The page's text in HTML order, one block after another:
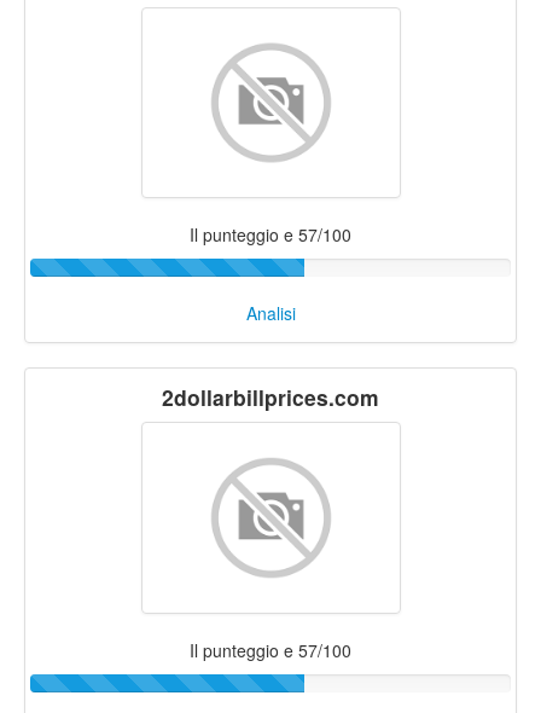
Il punteggio e 57/100
Analisi
2dollarbillprices.com
Il punteggio e 57/100